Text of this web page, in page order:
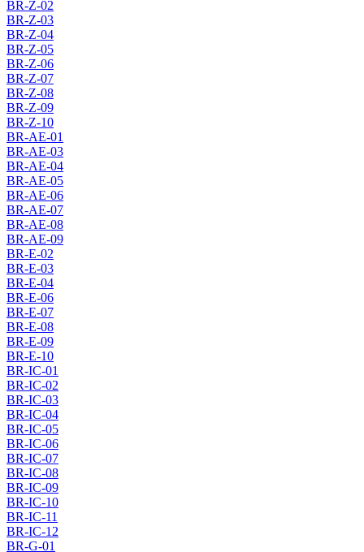
BR-Z-02
BR-Z-03
BR-Z-04
BR-Z-05
BR-Z-06
BR-Z-07
BR-Z-08
BR-Z-09
BR-Z-10
BR-AE-01
BR-AE-03
BR-AE-04
BR-AE-05
BR-AE-06
BR-AE-07
BR-AE-08
BR-AE-09
BR-E-02
BR-E-03
BR-E-04
BR-E-06
BR-E-07
BR-E-08
BR-E-09
BR-E-10
BR-IC-01
BR-IC-02
BR-IC-03
BR-IC-04
BR-IC-05
BR-IC-06
BR-IC-07
BR-IC-08
BR-IC-09
BR-IC-10
BR-IC-11
BR-IC-12
BR-G-01